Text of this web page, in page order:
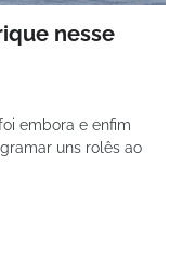
nesse
embora e enfim
uns rolês ao